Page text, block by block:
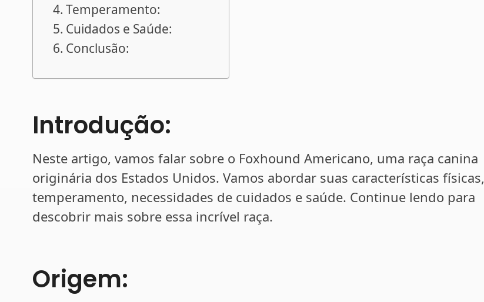
Temperamento:
Cuidados e Saúde:
Conclusão:
Introdução:
Neste artigo, vamos falar sobre o Foxhound Americano, uma raça canina
originária dos Estados Unidos. Vamos abordar suas características físicas,
temperamento, necessidades de cuidados e saúde. Continue lendo para
descobrir mais sobre essa incrível raça.
Origem: